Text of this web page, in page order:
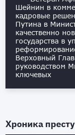
Шейнин в
кадровые
Путина в
качественно
государства в
Верховный
руководством
ключевых
Хроника